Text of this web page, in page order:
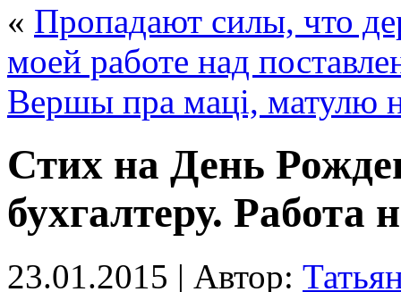
« Пропадают силы, что
моей работе над
Вершы пра маці, матулю
Стих на День
бухгалтеру. Работа
23.01.2015 | Автор: